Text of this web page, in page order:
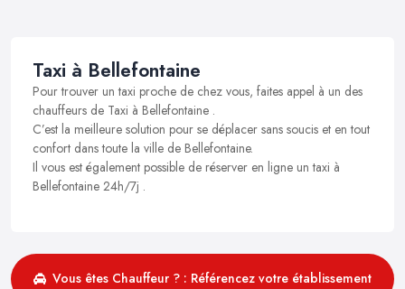
Taxi à Bellefontaine
Pour trouver un taxi proche de chez vous, faites appel à un des
chauffeurs de Taxi à Bellefontaine .
C’est la meilleure solution pour se déplacer sans soucis et en tout
confort dans toute la ville de Bellefontaine.
Il vous est également possible de réserver en ligne un taxi à
Bellefontaine 24h/7j .
Vous êtes Chauffeur ? : Référencez votre établissement